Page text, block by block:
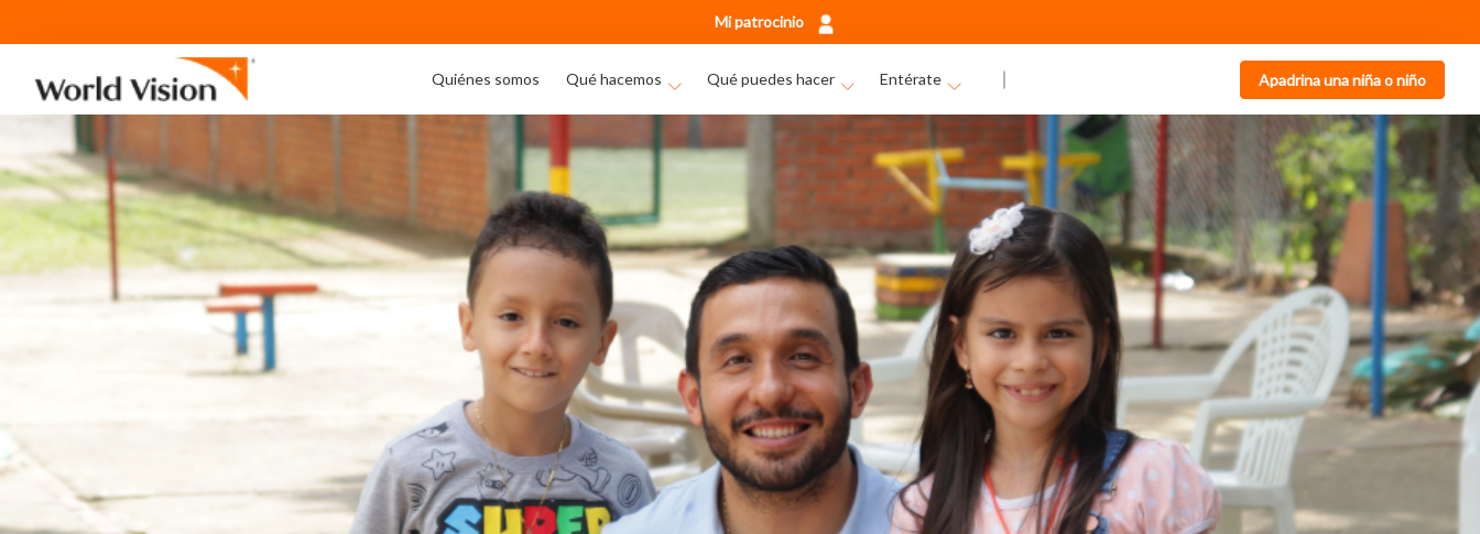
Mi patrocinio
Quiénes somos Qué hacemos Qué puedes hacer Entérate Apadrina una niña o niño